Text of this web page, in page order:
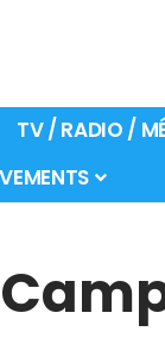
TV / RADIO /